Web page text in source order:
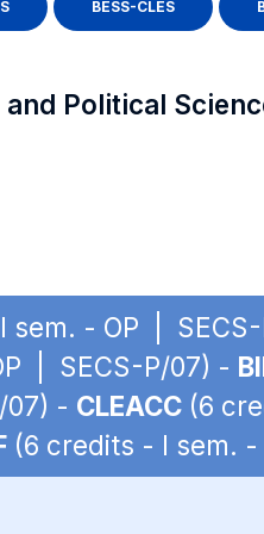
BESS-CLES
Political
sem. - OP |
| SECS-P/07) -
07) - CLEACC (6
(6 credits - I sem.